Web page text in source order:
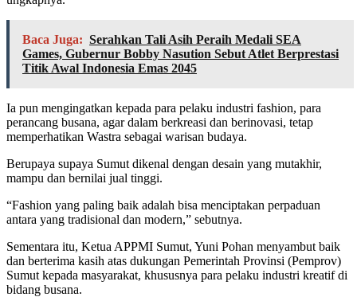
Baca Juga: Serahkan Tali Asih Peraih Medali SEA
Games, Gubernur Bobby Nasution Sebut Atlet Berprestasi
Titik Awal Indonesia Emas 2045
Ia pun mengingatkan kepada para pelaku industri fashion, para
perancang busana, agar dalam berkreasi dan berinovasi, tetap
memperhatikan Wastra sebagai warisan budaya.
Berupaya supaya Sumut dikenal dengan desain yang mutakhir,
mampu dan bernilai jual tinggi.
“Fashion yang paling baik adalah bisa menciptakan perpaduan
antara yang tradisional dan modern,” sebutnya.
Sementara itu, Ketua APPMI Sumut, Yuni Pohan menyambut baik
dan berterima kasih atas dukungan Pemerintah Provinsi (Pemprov)
Sumut kepada masyarakat, khususnya para pelaku industri kreatif di
bidang busana.